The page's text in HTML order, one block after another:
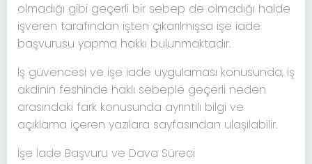
olmadığı gibi geçerli bir sebep de olmadığı halde
işveren tarafından işten çıkarılmışsa işe iade
başvurusu yapma hakkı bulunmaktadır.
İş güvencesi ve işe iade uygulaması konusunda, iş
akdinin feshinde haklı sebeple geçerli neden
arasındaki fark konusunda ayrıntılı bilgi ve
açıklama içeren yazılara sayfasından ulaşılabilir.
İşe İade Başvuru ve Dava Süreci